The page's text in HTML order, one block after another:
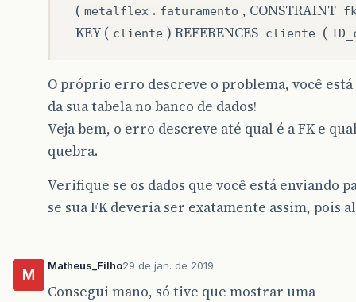
java.awt.EventQueue$3.run EventQueue.java :
java . security.
at java. awt.EventQueue$4. run(EventQueue.java:
java. security AccessController
at
java.security.
at java. awt.EventQueue.dispatchEvent(
at
at
java
at java. awt .EventDispatchThread. pumpEvents(
at
java. awt.EventDispatchThread.pumpEvents(
( metalflex . faturamento , CONSTRAINT
KEY ( cliente ) REFERENCES cliente (
O próprio erro descreve o problema, você
da sua tabela no banco de dados!
Veja bem, o erro descreve até qual é a FK e
quebra.
Verifique se os dados que você está enviando
se sua FK deveria ser exatamente assim, pois
M
Matheus_Filho29 de jan. de 2019
Consegui mano, só tive que mostrar uma